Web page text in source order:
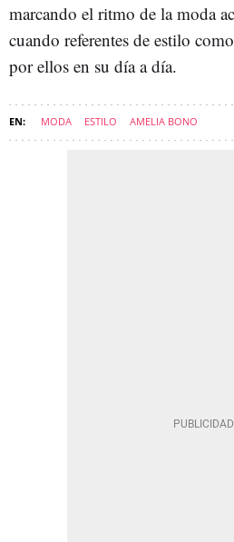
marcando el ritmo de la moda
cuando referentes de estilo
por ellos en su día a día.
MODA ESTILO AMELIA BONO